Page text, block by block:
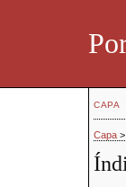
CAPA
Capa >